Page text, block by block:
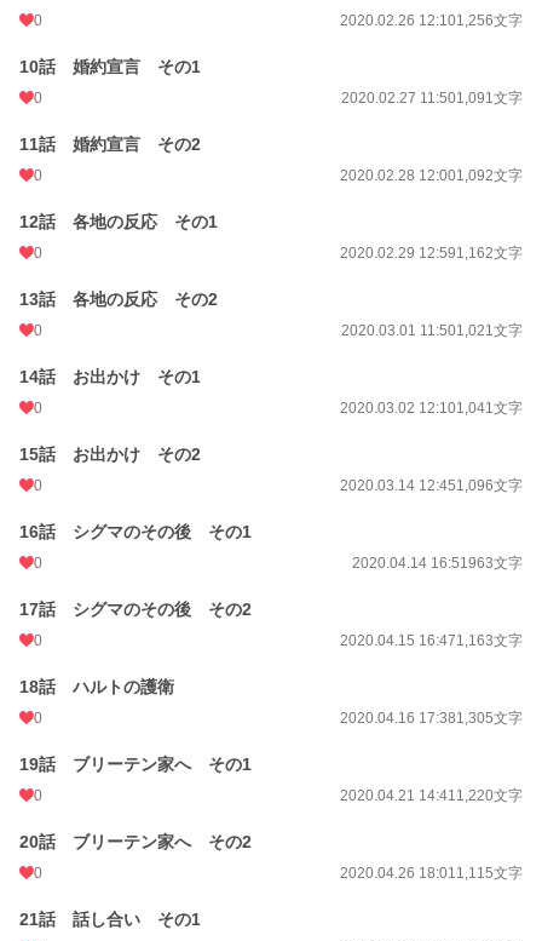
0 2020.02.26 12:101,256文字
10話 婚約宣言 その1
0 2020.02.27 11:501,091文字
11話 婚約宣言 その2
0 2020.02.28 12:001,092文字
12話 各地の反応 その1
0 2020.02.29 12:591,162文字
13話 各地の反応 その2
0 2020.03.01 11:501,021文字
14話 お出かけ その1
0 2020.03.02 12:101,041文字
15話 お出かけ その2
0 2020.03.14 12:451,096文字
16話 シグマのその後 その1
0 2020.04.14 16:51963文字
17話 シグマのその後 その2
0 2020.04.15 16:471,163文字
18話 ハルトの護衛
0 2020.04.16 17:381,305文字
19話 ブリーテン家へ その1
0 2020.04.21 14:411,220文字
20話 ブリーテン家へ その2
0 2020.04.26 18:011,115文字
21話 話し合い その1